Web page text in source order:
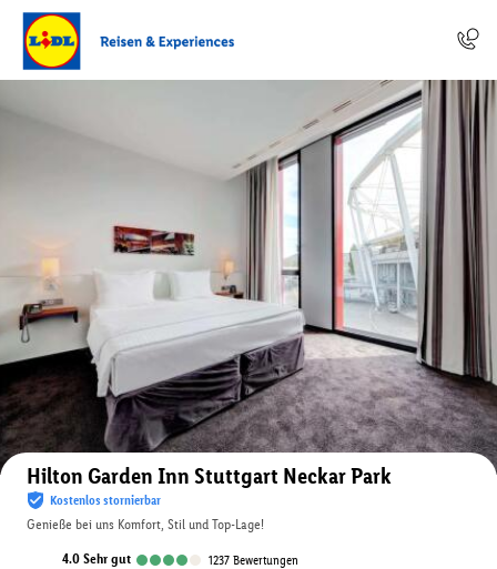
Auf der Karte anzeigen
Hilton Garden Inn Stuttgart Neckar Park
Kostenlos stornierbar
Genieße bei uns Komfort, Stil und Top-Lage!
4.0 sehr gut 1237 Bewertungen